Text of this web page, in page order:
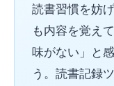
読書習慣を妨
も内容を覚え
味がない」と
う。読書記録